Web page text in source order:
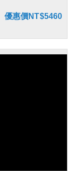
優惠價NT$5460